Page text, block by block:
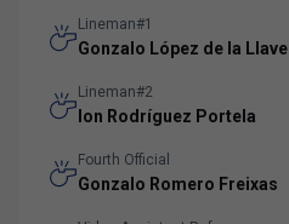
Lineman#1
Gonzalo López de la Llave
Lineman#2
Ion Rodríguez Portela
Fourth Official
Gonzalo Romero Freixas